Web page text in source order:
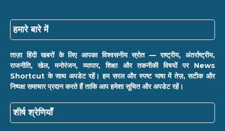
हमारे बारे में
ताज़ा हिंदी खबरों के लिए आपका विश्वसनीय स्रोत — राष्ट्रीय, अंतर्राष्ट्रीय,
राजनीति, खेल, मनोरंजन, व्यापार, शिक्षा और तकनीकी विषयों पर News
Shortcut के साथ अपडेट रहें। हम सरल और स्पष्ट भाषा में तेज़, सटीक और
निष्पक्ष समाचार प्रदान करते हैं ताकि आप हमेशा सूचित और अपडेट रहें।
शीर्ष श्रेणियाँ